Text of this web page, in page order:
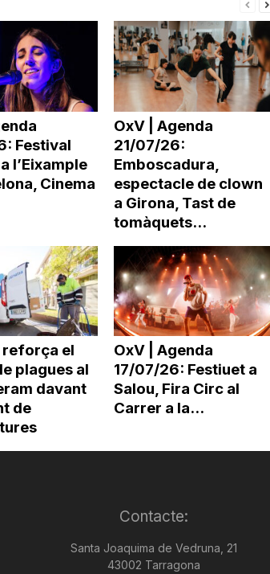
Festival
l’Eixample
Cinema
OxV | Agenda
21/07/26:
Emboscadura,
espectacle de clown
a Girona, Tast de
tomàquets...
reforça el
plagues al
davant
de
OxV | Agenda
17/07/26: Festiuet a
Salou, Fira Circ al
Carrer a la...
Contacte:
Santa Joaquima de Vedruna, 21
43002 Tarragona